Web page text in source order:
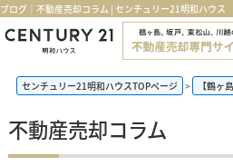
ブログ｜不動産売却コラム | センチュリー21明和ハウス
センチュリー21明和ハウスTOPページ 【鶴ヶ
不動産売却コラム